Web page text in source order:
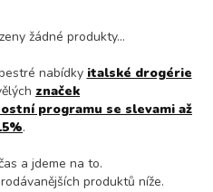
žádné produkty...
nabídky italské drogérie
značek
programu se slevami až
.
a jdeme na to.
produktů níže.